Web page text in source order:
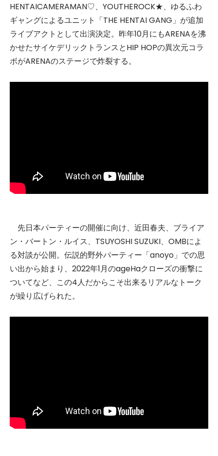
HENTAICAMERAMAN♡、YOUTHEROCK★、ゆるふわ
ギャングによるユニット「THE HENTAI GANG」が追加
ライブアクトとして出演決定。昨年10⽉にもARENAを沸
かせたサイケデリックトランスとHIP HOPの異次元コラ
ボがARENAのステージで炸裂する。
先日本パーティーの開催に向け、近⽥春夫、ブライア
ン・バートン・ルイス、TSUYOSHI SUZUKI、OMBによ
る対談が公開。伝説的野外パーティー「anoyo」での思
い出から始まり、2022年1⽉のageHaクローズの衝撃に
ついてなど、この4⼈だからこそ出来るリアルなトーク
が繰り広げられた。